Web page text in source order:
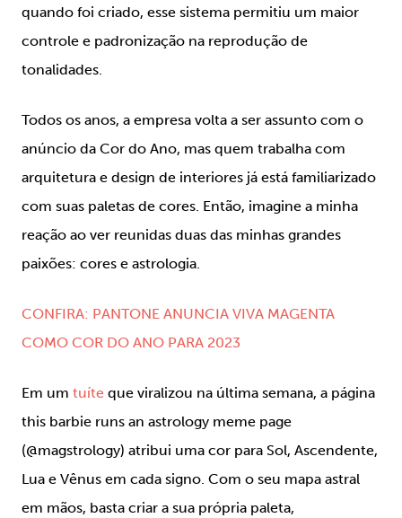
quando foi criado, esse sistema permitiu um maior
controle e padronização na reprodução de
tonalidades.
Todos os anos, a empresa volta a ser assunto com o
anúncio da Cor do Ano, mas quem trabalha com
arquitetura e design de interiores já está familiarizado
com suas paletas de cores. Então, imagine a minha
reação ao ver reunidas duas das minhas grandes
paixões: cores e astrologia.
CONFIRA: PANTONE ANUNCIA VIVA MAGENTA
COMO COR DO ANO PARA 2023
Em um tuíte que viralizou na última semana, a página
this barbie runs an astrology meme page
(@magstrology) atribui uma cor para Sol, Ascendente,
Lua e Vênus em cada signo. Com o seu mapa astral
em mãos, basta criar a sua própria paleta,